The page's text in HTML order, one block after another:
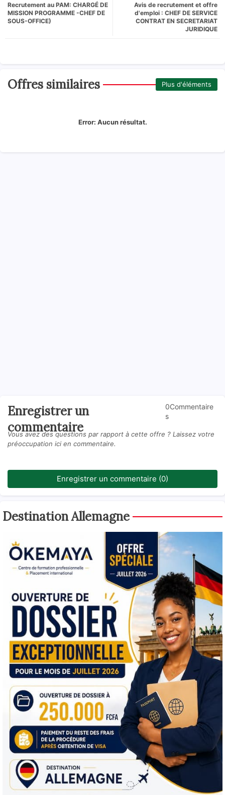
Avis de recrutement et offre
d'emploi : CHEF DE SERVICE
CONTRAT EN SECRETARIAT
JURIDIQUE
Recrutement au PAM: CHARGÉ DE
MISSION PROGRAMME -CHEF DE
SOUS-OFFICE)
Offres similaires Plus d'éléments
Error: Aucun résultat.
Enregistrer un
commentaire
0Commentaire
s
Vous avez des questions par rapport à cette offre ? Laissez votre
préoccupation ici en commentaire.
Enregistrer un commentaire (0)
Destination Allemagne